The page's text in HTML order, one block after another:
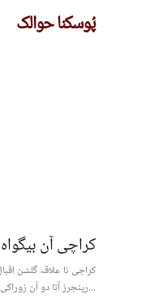
پُوسکنا حوالک
کراچی آن
رینجرز آتا دو آن زوراکی...